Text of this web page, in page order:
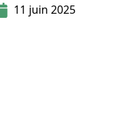
11 juin 2025